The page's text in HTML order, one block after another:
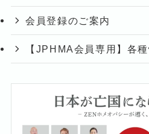
会員登録のご案内
【JPHMA会員専用】各